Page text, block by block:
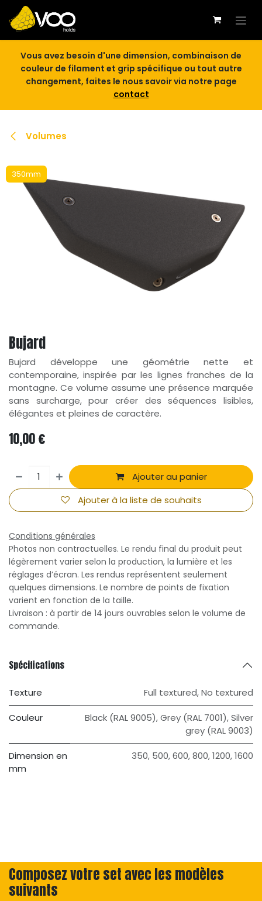
Se rendre au contenu
Vous avez besoin d'une dimension, combinaison de
couleur de filament et grip spécifique ou tout autre
changement, faites le nous savoir via notre page
contact
Volumes
350mm
Bujard
Bujard développe une géométrie nette et
contemporaine, inspirée par les lignes franches de la
montagne. Ce volume assume une présence marquée
sans surcharge, pour créer des séquences lisibles,
élégantes et pleines de caractère.
10,00€
Ajouter au panier
Ajouter à la liste de souhaits
Conditions générales
Photos non contractuelles. Le rendu final du produit peut
légèrement varier selon la production, la lumière et les
réglages d’écran. Les rendus représentent seulement
quelques dimensions. Le nombre de points de fixation
varient en fonction de la taille.
Livraison : à partir de 14 jours ouvrables selon le volume de
commande.
Spécifications
Texture Full textured,No textured
Couleur Black (RAL 9005),Grey (RAL 7001),Silver
grey (RAL 9003)
Dimension en
mm
350, 500,600,800,1200,1600
Composez votre set avec les modèles
suivants